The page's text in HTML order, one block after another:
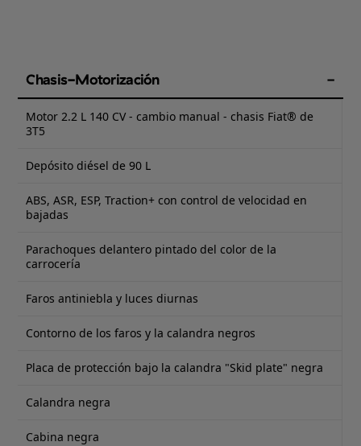
Chasis-Motorización
Motor 2.2 L 140 CV - cambio manual - chasis Fiat® de
3T5
Depósito diésel de 90 L
ABS, ASR, ESP, Traction+ con control de velocidad en
bajadas
Parachoques delantero pintado del color de la
carrocería
Faros antiniebla y luces diurnas
Contorno de los faros y la calandra negros
Placa de protección bajo la calandra "Skid plate" negra
Calandra negra
Cabina negra